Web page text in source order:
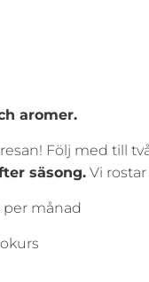
aromer.
Följ med till
säsong. Vi
per månad